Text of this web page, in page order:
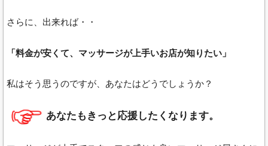
さらに、出来れば・・
「料金が安くて、マッサージが上手いお店が知りたい」
私はそう思うのですが、あなたはどうでしょうか？
あなたもきっと応援したくなります。